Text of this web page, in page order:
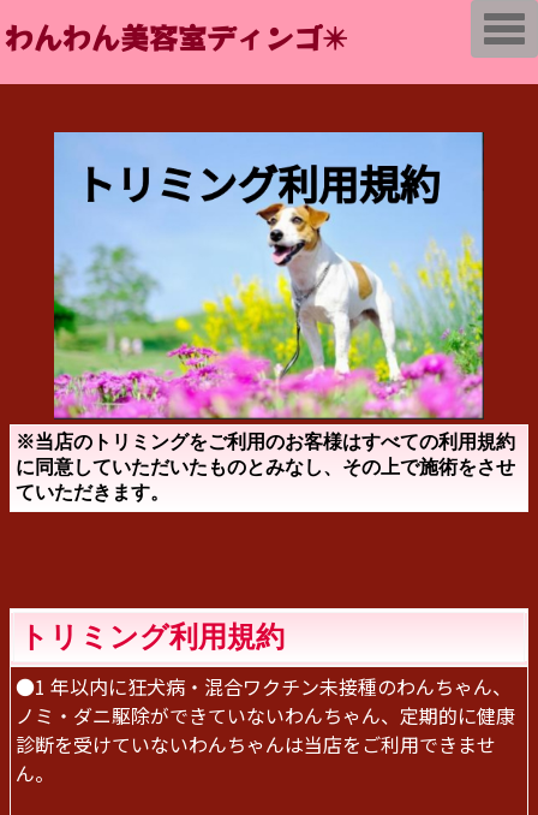
わんわん美容室ディンゴ✴️
※当店のトリミングをご利用のお客様はすべての利用規約
に同意していただいたものとみなし、その上で施術をさせ
ていただきます。
トリミング利用規約
●1 年以内に狂犬病・混合ワクチン未接種のわんちゃん、
ノミ・ダニ駆除ができていないわんちゃん、定期的に健康
診断を受けていないわんちゃんは当店をご利用できませ
ん。
T
o
g